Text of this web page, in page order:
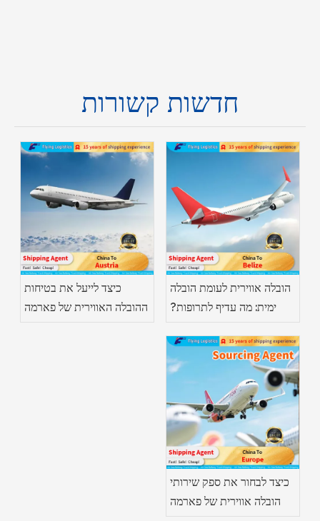
חדשות קשורות
הובלה אווירית לעומת הובלה
ימית: מה עדיף לתרופות?
כיצד לייעל את בטיחות
ההובלה האווירית של פארמה
כיצד לבחור את ספק שירותי
הובלה אווירית של פארמה